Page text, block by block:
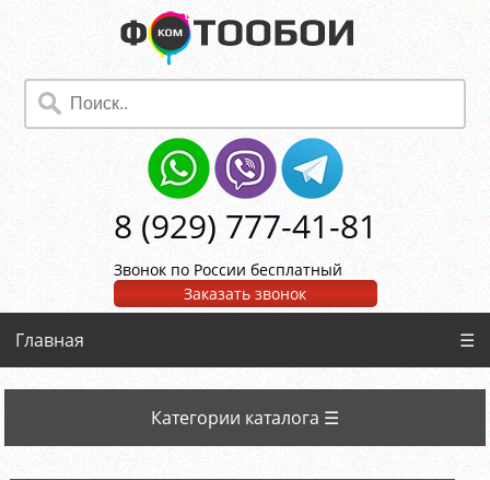
8 (929) 777-41-81
Звонок по России бесплатный
Заказать звонок
Главная ☰
Категории каталога ☰